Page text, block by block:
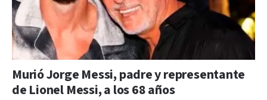
Murió Jorge Messi, padre y representante
de Lionel Messi, a los 68 años